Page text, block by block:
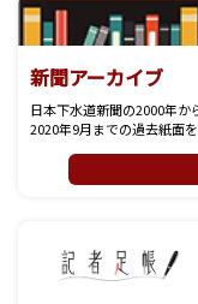
新聞アーカイブ
日本下水道新聞の2000年か
2020年9月までの過去紙面